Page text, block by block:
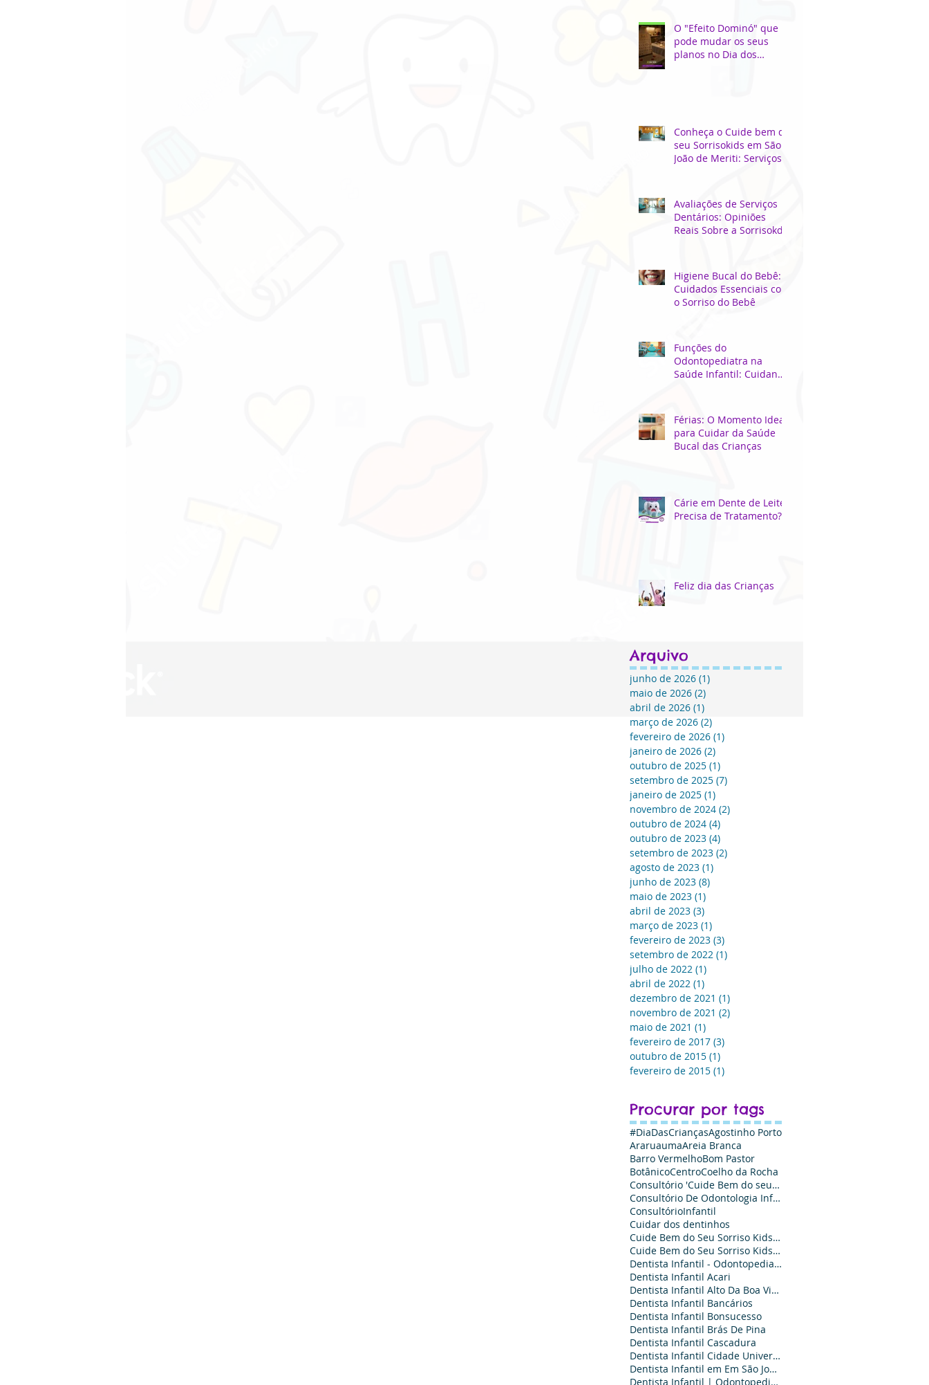
O "Efeito Dominó" que
pode mudar os seus
planos no Dia dos
Conheça o Cuide bem do
seu Sorrisokids em São
João de Meriti: Serviços
Avaliações de Serviços
Dentários: Opiniões
Reais Sobre a Sorrisokds
Higiene Bucal do Bebê:
Cuidados Essenciais com
o Sorriso do Bebê
Funções do
Odontopediatra na
Saúde Infantil: Cuidando
Férias: O Momento Ideal
para Cuidar da Saúde
Bucal das Crianças
Cárie em Dente de Leite
Precisa de Tratamento?
Feliz dia das Crianças
Arquivo
junho de 2026 (1)
maio de 2026 (2)
abril de 2026 (1)
março de 2026 (2)
fevereiro de 2026 (1)
janeiro de 2026 (2)
outubro de 2025 (1)
setembro de 2025 (7)
janeiro de 2025 (1)
novembro de 2024 (2)
outubro de 2024 (4)
outubro de 2023 (4)
setembro de 2023 (2)
agosto de 2023 (1)
junho de 2023 (8)
maio de 2023 (1)
abril de 2023 (3)
março de 2023 (1)
fevereiro de 2023 (3)
setembro de 2022 (1)
julho de 2022 (1)
abril de 2022 (1)
dezembro de 2021 (1)
novembro de 2021 (2)
maio de 2021 (1)
fevereiro de 2017 (3)
outubro de 2015 (1)
fevereiro de 2015 (1)
Procurar por tags
#DiaDasCriançasAgostinho Porto
AraruaumaAreia Branca
Barro VermelhoBom Pastor
BotânicoCentroCoelho da Rocha
Consultório 'Cuide Bem do seu Sorriso Kids
Consultório De Odontologia Infantil - Cuide Bem do Seu Sorriso Kids
ConsultórioInfantil
Cuidar dos dentinhos
Cuide Bem do Seu Sorriso Kids Odontologia - Agende sua Consulta
Cuide Bem do Seu Sorriso Kids Odontologia: Odontopediatria e Ortodontia infantil
Dentista Infantil - Odontopediatria é Aqui
Dentista Infantil Acari
Dentista Infantil Alto Da Boa Vista
Dentista Infantil Bancários
Dentista Infantil Bonsucesso‎
Dentista Infantil Brás De Pina‎
Dentista Infantil Cascadura
Dentista Infantil Cidade Universitária
Dentista Infantil em Em São João de Meriti
Dentista Infantil | Odontopediatra no Em São João de Meriti